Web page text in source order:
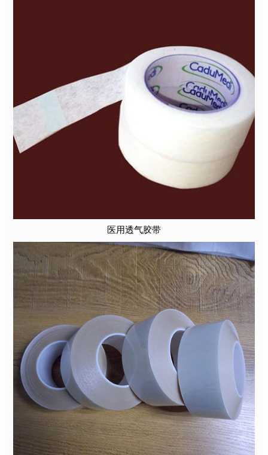
医用透气胶带